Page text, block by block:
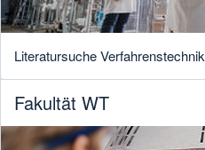
Literatursuche Verfahrenstechnik
Fakultät WT